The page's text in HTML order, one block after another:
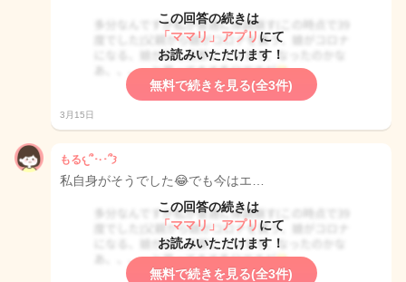
この回答の続きは
「ママリ」アプリ にて
お読みいただけます！
無料で続きを見る(全3件)
3月15日
もる𐔌՞･·･՞𐦯
私自身がそうでした😂でも今はエ…
この回答の続きは
「ママリ」アプリ にて
お読みいただけます！
無料で続きを見る(全3件)